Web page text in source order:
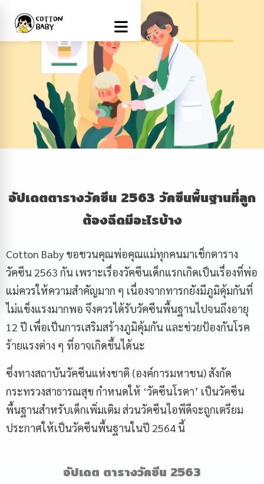
อัปเดตตารางวัคซีน 2563 วัคซีนพื้นฐานที่ลูก
ต้องฉีดมีอะไรบ้าง
Cotton Baby ขอชวนคุณพ่อคุณแม่ทุกคนมาเช็กตาราง
วัคซีน 2563 กัน เพราะเรื่องวัคซีนเด็กแรกเกิดเป็นเรื่องที่พ่อ
แม่ควรให้ความสำคัญมาก ๆ เนื่องจากทารกยังมีภูมิคุ้มกันที่
ไม่แข็งแรงมากพอ จึงควรได้รับวัคซีนพื้นฐานไปจนถึงอายุ
12 ปี เพื่อเป็นการเสริมสร้างภูมิคุ้มกัน และช่วยป้องกันโรค
ร้ายแรงต่าง ๆ ที่อาจเกิดขึ้นได้นะ
ซึ่งทางสถาบันวัคซีนแห่งชาติ (องค์การมหาชน) สังกัด
กระทรวงสาธารณสุข กำหนดให้ ‘วัคซีนโรตา’ เป็นวัคซีน
พื้นฐานสำหรับเด็กเพิ่มเติม ส่วนวัคซีนไอพีดีจะถูกเตรียม
ประกาศให้เป็นวัคซีนพื้นฐานในปี 2564 นี้
อัปเดต ตารางวัคซีน 2563